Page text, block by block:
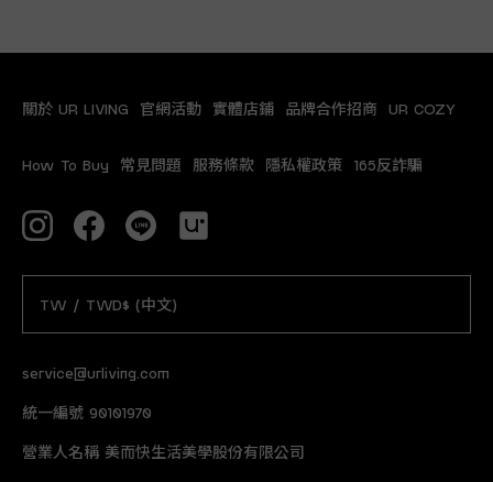
service@urliving.com
統一編號 90101970
營業人名稱 美而快生活美學股份有限公司
關於 UR LIVING 官網活動 實體店鋪 品牌合作招商 UR COZY
How To Buy 常見問題 服務條款 隱私權政策 165反詐騙
TW / TWD$ (中文)